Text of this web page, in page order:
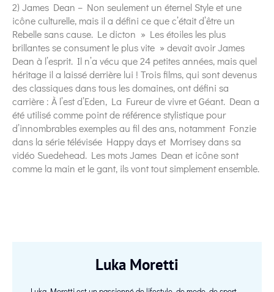
2) James Dean – Non seulement un éternel Style et une
icône culturelle, mais il a défini ce que c’était d’être un
Rebelle sans cause. Le dicton » Les étoiles les plus
brillantes se consument le plus vite » devait avoir James
Dean à l’esprit. Il n’a vécu que 24 petites années, mais quel
héritage il a laissé derrière lui ! Trois films, qui sont devenus
des classiques dans tous les domaines, ont défini sa
carrière : À l’est d’Eden, La Fureur de vivre et Géant. Dean a
été utilisé comme point de référence stylistique pour
d’innombrables exemples au fil des ans, notamment Fonzie
dans la série télévisée Happy days et Morrisey dans sa
vidéo Suedehead. Les mots James Dean et icône sont
comme la main et le gant, ils vont tout simplement ensemble.
Luka Moretti